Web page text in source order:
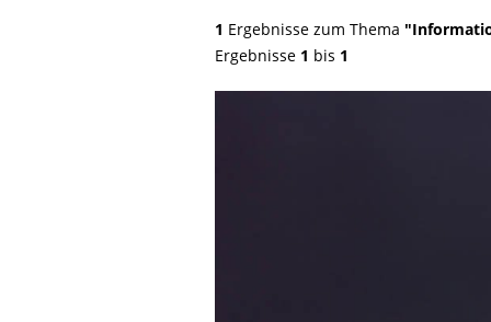
1 Ergebnisse zum Thema
Ergebnisse 1 bis 1